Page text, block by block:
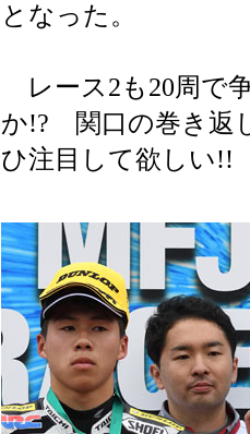
となった。
レース2も20周で
か!? 関口の巻き返
ひ注目して欲しい!!